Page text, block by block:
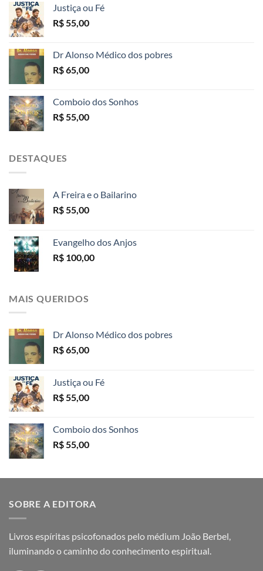
Justiça ou Fé
R$55,00
Dr Alonso Médico dos pobres
R$65,00
Comboio dos Sonhos
R$55,00
DESTAQUES
A Freira e o Bailarino
R$ 55,00
Evangelho dos Anjos
R$ 100,00
MAIS QUERIDOS
Dr Alonso Médico dos pobres
R$65,00
Justiça ou Fé
R$55,00
Comboio dos Sonhos
R$55,00
SOBRE A EDITORA
Livros espíritas psicofonados pelo médium João Berbel,
iluminando o caminho do conhecimento espiritual.